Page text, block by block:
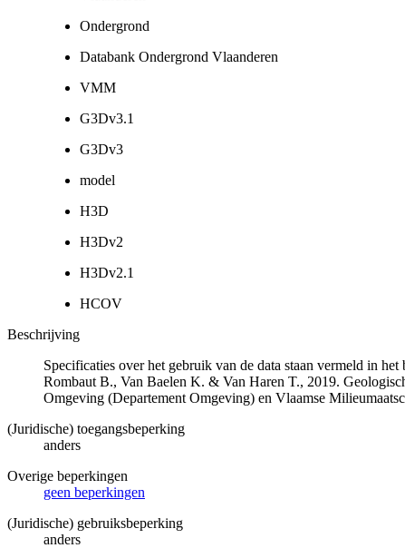
Ondergrond
Databank Ondergrond Vlaanderen
VMM
G3Dv3.1
G3Dv3
model
H3D
H3Dv2
H3Dv2.1
HCOV
Beschrijving
Specificaties over het gebruik van de data staan vermeld in
Rombaut B., Van Baelen K. & Van Haren T., 2019.
Omgeving (Departement Omgeving) en Vlaamse
(Juridische) toegangsbeperking
anders
Overige beperkingen
geen beperkingen
(Juridische) gebruiksbeperking
anders